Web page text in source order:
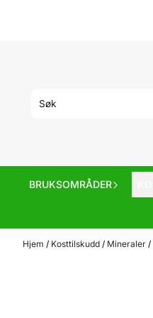
BRUKSOMRÅDER
Hjem / Kosttilskudd / Mineraler /